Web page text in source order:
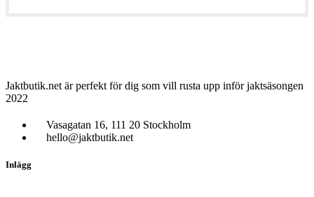
Jaktbutik.net är perfekt för dig som vill rusta upp inför jaktsäsongen
2022
Vasagatan 16, 111 20 Stockholm
hello@jaktbutik.net
Inlägg